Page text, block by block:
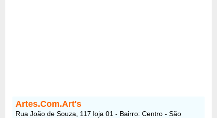
Artes.Com.Art's
Rua João de Souza, 117 loja 01 - Bairro: Centro - São